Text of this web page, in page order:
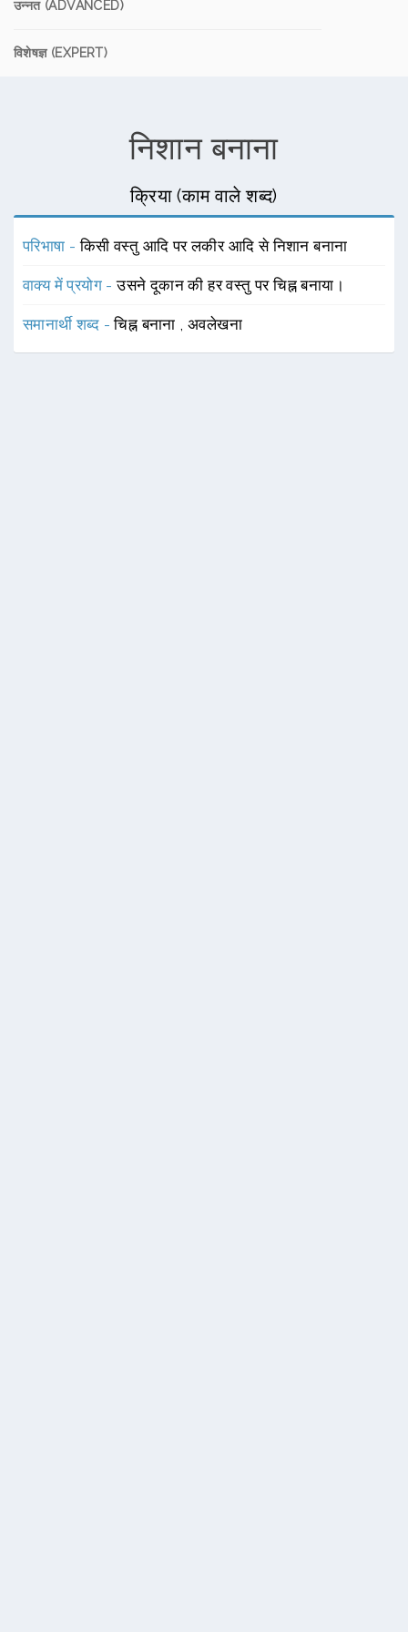
उन्नत (ADVANCED)
विशेषज्ञ (EXPERT)
निशान बनाना
क्रिया (काम वाले शब्द)
परिभाषा -किसी वस्तु आदि पर लकीर आदि से निशान बनाना
वाक्य में प्रयोग -उसने दूकान की हर वस्तु पर चिह्न बनाया।
समानार्थी शब्द -चिह्न बनाना ,अवलेखना